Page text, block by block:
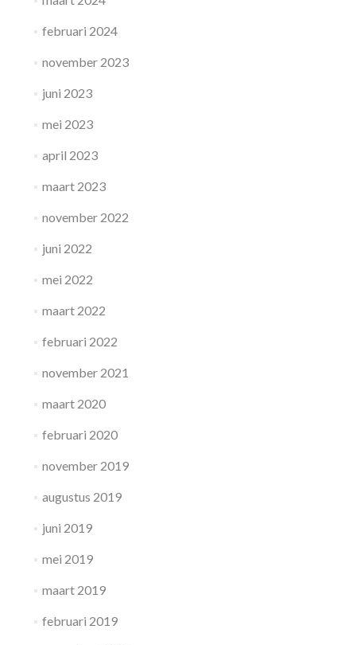
februari 2024
november 2023
juni 2023
mei 2023
april 2023
maart 2023
november 2022
juni 2022
mei 2022
maart 2022
februari 2022
november 2021
maart 2020
februari 2020
november 2019
augustus 2019
juni 2019
mei 2019
maart 2019
februari 2019